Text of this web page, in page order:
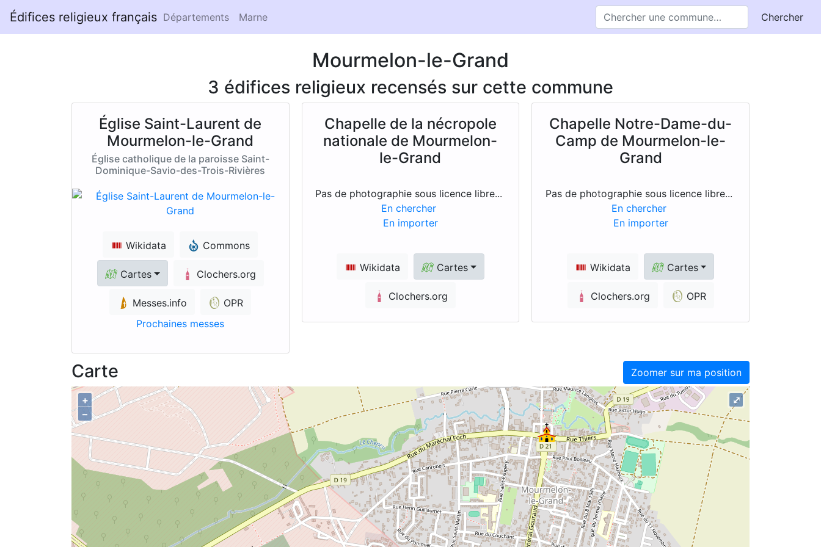
Édifices religieux français Départements Marne Chercher
Mourmelon-le-Grand
3 édifices religieux recensés sur cette commune
Église Saint-Laurent de
Mourmelon-le-Grand
Église catholique de la paroisse Saint-
Dominique-Savio-des-Trois-Rivières
Wikidata Commons
Cartes Clochers.org
Messes.info
OPR
Prochaines messes
Chapelle de la nécropole
nationale de Mourmelon-
le-Grand
Pas de photographie sous licence libre...
En chercher
En importer
Wikidata Cartes
Clochers.org
Chapelle Notre-Dame-du-
Camp de Mourmelon-le-
Grand
Pas de photographie sous licence libre...
En chercher
En importer
Wikidata Cartes
Clochers.org OPR
Zoomer sur ma position
Carte
+
–
⤢